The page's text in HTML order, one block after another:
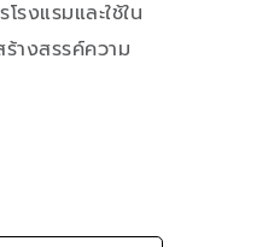
งแรมและใช้ใน
างสรรค์ความ